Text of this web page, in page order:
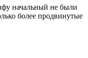
начальный не были
более продвинутые